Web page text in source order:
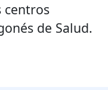
centros
de Salud.